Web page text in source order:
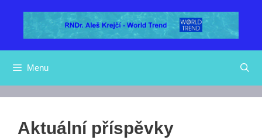
Menu
Aktuální příspěvky